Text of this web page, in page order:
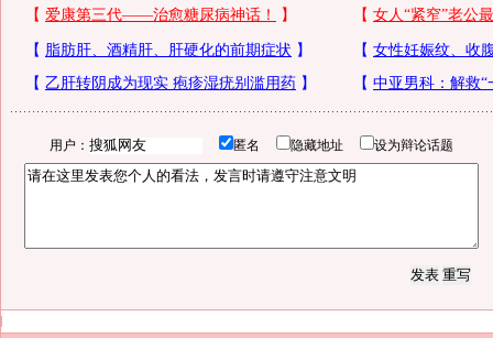
用户： 匿名 隐藏地址 设为辩论话题